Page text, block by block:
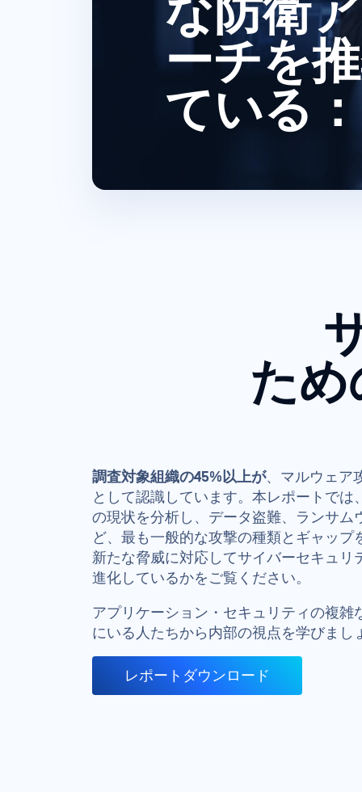
な防衛
ーチを
ている：
た
調査対象組織の45%以上が、マルウェア
として認識しています。本レポートでは
の現状を分析し、データ盗難、ランサム
ど、最も一般的な攻撃の種類とギャップ
新たな脅威に対応してサイバーセキュリ
進化しているかをご覧ください。
アプリケーション・セキュリティの複雑
にいる人たちから内部の視点を学びまし
レポートダウンロード